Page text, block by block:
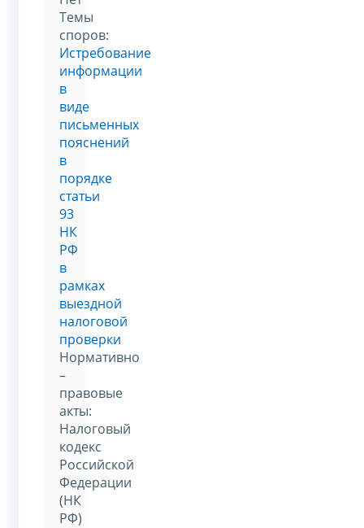
Темы
споров:
Истребование
информации
в
виде
письменных
пояснений
в
порядке
статьи
93
НК
РФ
в
рамках
выездной
налоговой
проверки
Нормативно
–
правовые
акты:
Налоговый
кодекс
Российской
Федерации
(НК
РФ)